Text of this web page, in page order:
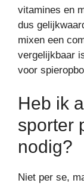
vitamines en
dus
mixen een
vergelijkbaar
voor
Heb ik
sporter
nodig?
Niet per se,